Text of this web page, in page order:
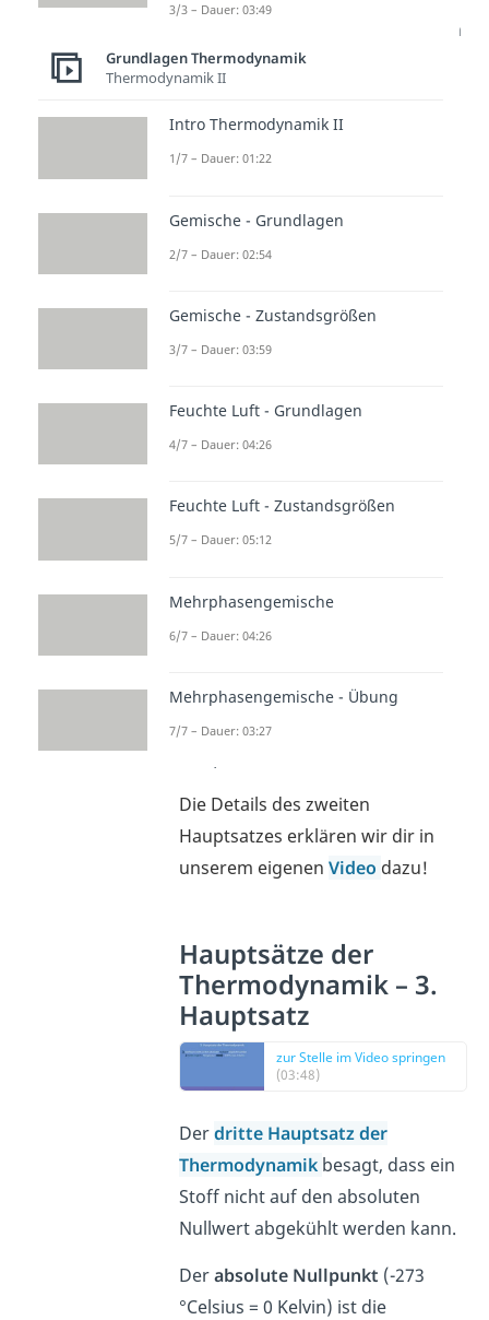
Energieübertragung immer nur in
einebestimmte Richtung
Das lässt sich durch die
erklären.
Unordnungeines Systems. Je
höher die Entropie eines Systems
Anordnungsmöglichkeiten der
enthaltenen Teilchen gibt es.
die Richtung, in der sie die
Entropie erhöht.
Beispiel:Wenn du beispielsweise
deine Hand in kaltes Wasser
Wärmeenergie immer von deiner
warmen Hand zum kälteren
Übertragung läuft so lange, bis
beide Systeme die gleiche
Die Details des zweiten
Hauptsatzes erklären wir dir in
unserem eigenenVideo dazu!
Hauptsätze der
Thermodynamik – 3.
Hauptsatz
zur Stelle im Video springen
(03:48)
Derdritte Hauptsatz der
Thermodynamik besagt, dass ein
Stoff nicht auf den absoluten
Nullwert abgekühlt werden kann.
Derabsolute Nullpunkt (-273
°Celsius = 0 Kelvin) ist die
3/3 – Dauer: 03:49
Grundlagen Thermodynamik
Thermodynamik II
Intro Thermodynamik II
1/7 – Dauer: 01:22
Gemische - Grundlagen
2/7 – Dauer: 02:54
Gemische - Zustandsgrößen
3/7 – Dauer: 03:59
Feuchte Luft - Grundlagen
4/7 – Dauer: 04:26
Feuchte Luft - Zustandsgrößen
5/7 – Dauer: 05:12
Mehrphasengemische
6/7 – Dauer: 04:26
Mehrphasengemische - Übung
7/7 – Dauer: 03:27